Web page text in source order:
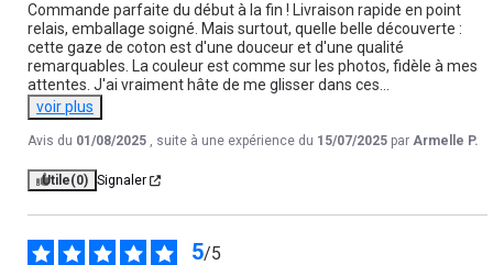
Commande parfaite du début à la fin ! Livraison rapide en point
relais, emballage soigné. Mais surtout, quelle belle découverte :
cette gaze de coton est d'une douceur et d'une qualité
remarquables. La couleur est comme sur les photos, fidèle à mes
attentes. J'ai vraiment hâte de me glisser dans ces
voir plus
Avis du 01/08/2025 , suite à une expérience du 15/07/2025 par Armelle P.
Utile(0) Signaler
5/5